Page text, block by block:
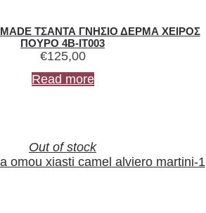
ΤΣΑΝΤΑ ΓΝΗΣΙΟ ΔΕΡΜΑ ΧΕΙΡΟΣ
ΠΟΥΡΟ 4B-IT003
€125,00
Read more
Out of stock